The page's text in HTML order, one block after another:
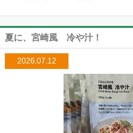
夏に、宮崎風 冷や汁！
2026.07.12